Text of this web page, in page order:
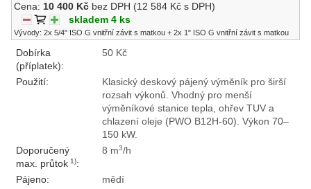
Cena: 10 400 Kč bez DPH (12 584 Kč s DPH)
skladem 4 ks
Vývody: 2x 5/4" ISO G vnitřní závit s matkou + 2x 1" ISO G vnitřní závit s matkou
Dobírka
(příplatek):
50 Kč
Použití:
Klasický deskový pájený výměník pro širší
rozsah výkonů. Vhodný pro menší
výměníkové stanice tepla, ohřev TUV a
chlazení oleje (PWO B12H-60). Výkon 70–
150 kW.
Doporučený
max. průtok1):
8 m3/h
Pájeno:
mědí